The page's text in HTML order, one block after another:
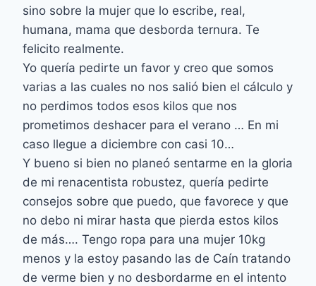
sino sobre la mujer que lo escribe, real,
humana, mama que desborda ternura. Te
felicito realmente.
Yo quería pedirte un favor y creo que somos
varias a las cuales no nos salió bien el cálculo y
no perdimos todos esos kilos que nos
prometimos deshacer para el verano … En mi
caso llegue a diciembre con casi 10…
Y bueno si bien no planeó sentarme en la gloria
de mi renacentista robustez, quería pedirte
consejos sobre que puedo, que favorece y que
no debo ni mirar hasta que pierda estos kilos
de más…. Tengo ropa para una mujer 10kg
menos y la estoy pasando las de Caín tratando
de verme bien y no desbordarme en el intento